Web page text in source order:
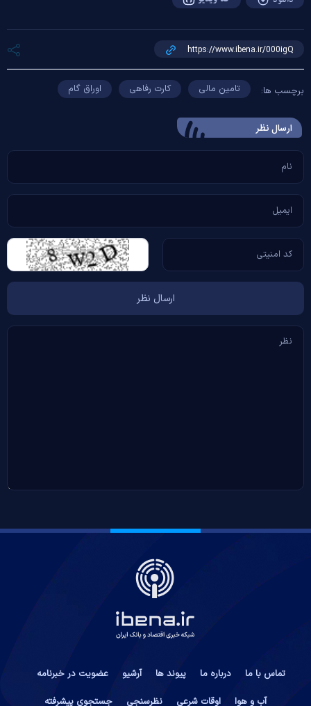
برچسب ها: تامین مالی کارت رفاهی اوراق گام
ارسال‌ نظر
تماس با ما درباره ما پیوند ها آرشیو
عضویت در خبرنامه
آب و هوا
اوقات شرعی نظرسنجی جستجوی پیشرفته